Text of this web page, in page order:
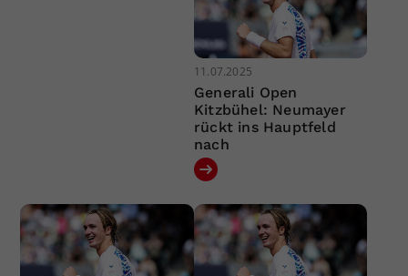
11.07.2025
Generali Open
Kitzbühel: Neumayer
rückt ins Hauptfeld
nach